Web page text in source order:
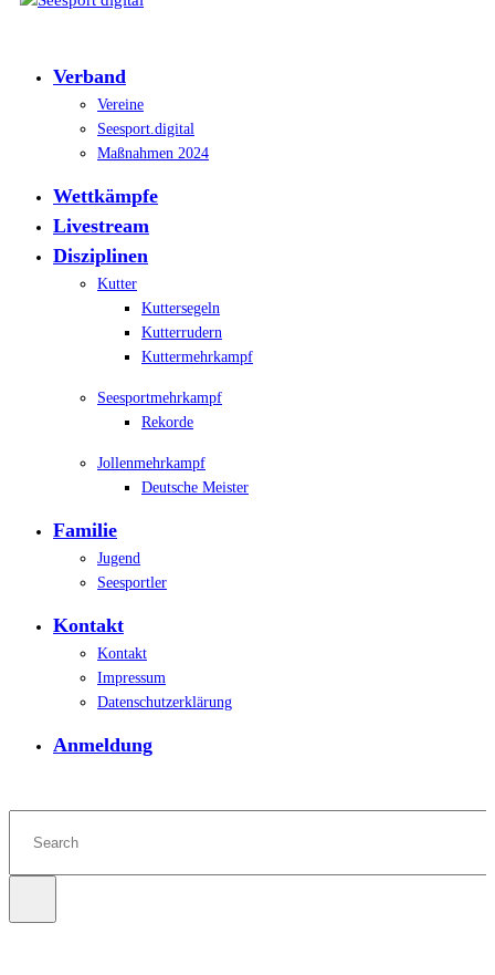
Verband
Vereine
Seesport.digital
Maßnahmen 2024
Wettkämpfe
Livestream
Disziplinen
Kutter
Kuttersegeln
Kutterrudern
Kuttermehrkampf
Seesportmehrkampf
Rekorde
Jollenmehrkampf
Deutsche Meister
Familie
Jugend
Seesportler
Kontakt
Kontakt
Impressum
Datenschutzerklärung
Anmeldung